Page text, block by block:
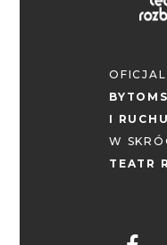
I
W
TEATR